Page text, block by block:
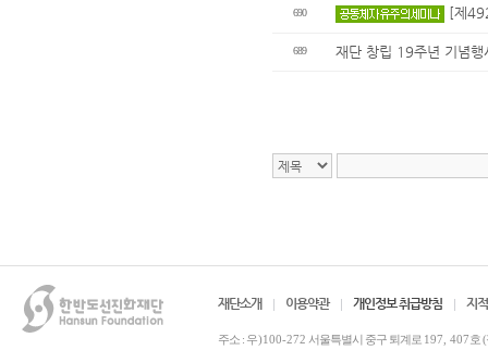
690 [제
689 재단 창립 19주년 기념
재단소개 이용약관 개인정보 취급방침 지
주소 : 우)100-272 서울특별시 중구 퇴계로 197, 407호